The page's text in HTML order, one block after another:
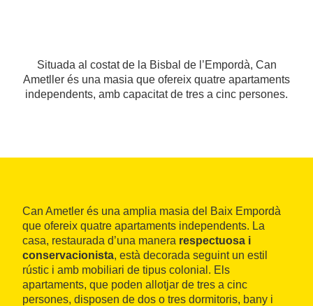
Situada al costat de la Bisbal de l’Empordà, Can
Ametller és una masia que ofereix quatre apartaments
independents, amb capacitat de tres a cinc persones.
Can Ametler és una amplia masia del Baix Empordà
que ofereix quatre apartaments independents. La
casa, restaurada d’una manera respectuosa i
conservacionista, està decorada seguint un estil
rústic i amb mobiliari de tipus colonial. Els
apartaments, que poden allotjar de tres a cinc
persones, disposen de dos o tres dormitoris, bany i